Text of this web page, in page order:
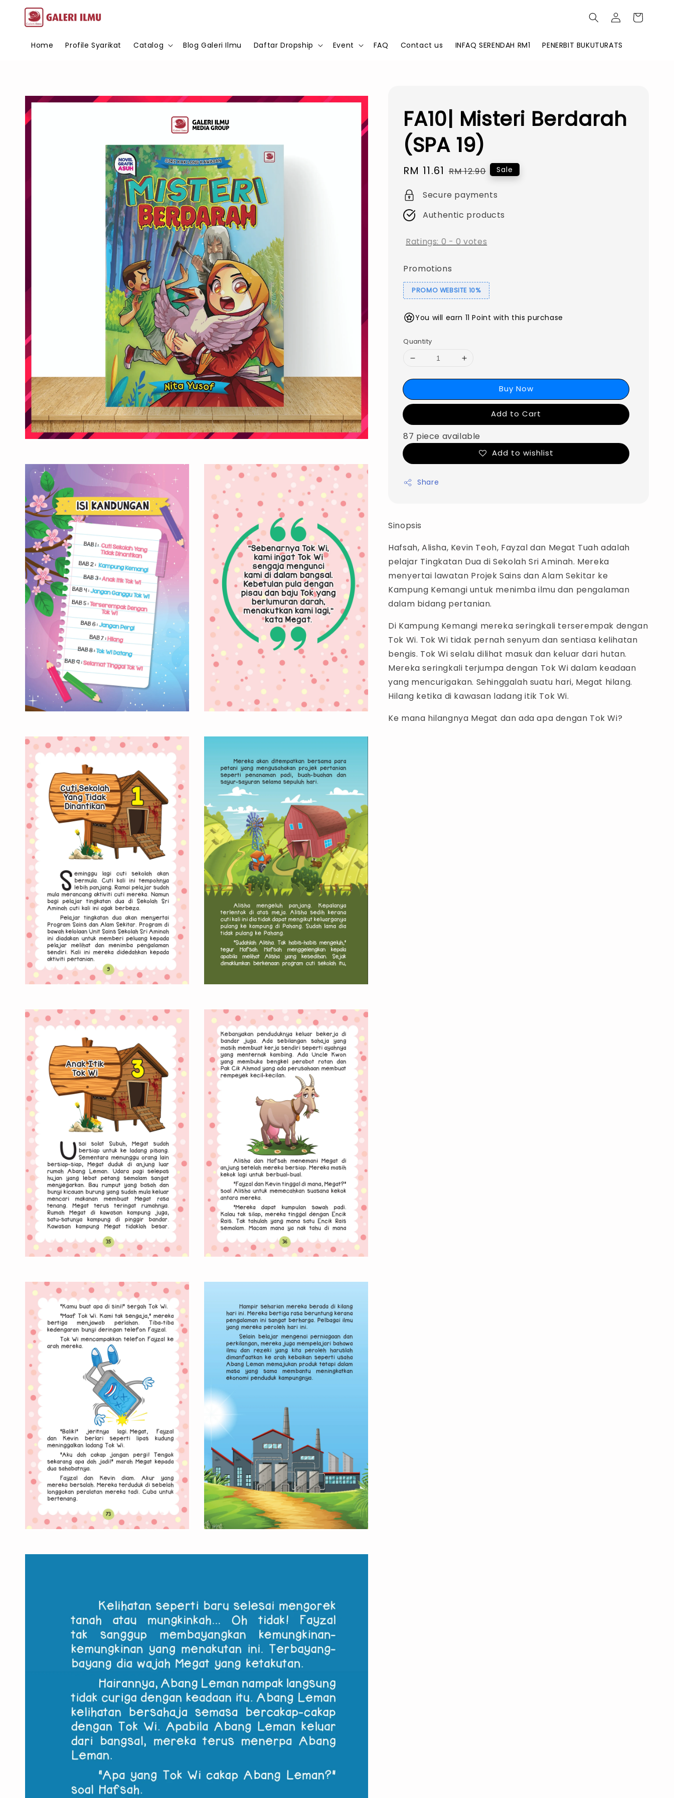
Home Profile Syarikat Catalog Blog Galeri Ilmu Daftar Dropship Event FAQ Contact us INFAQ SERENDAH RM1 PENERBIT BUKUTURATS
FA10| Misteri Berdarah
(SPA 19)
Sale
price
RM 11.61 Regular
RM 12.90 Sale
Secure payments
Authentic products
Ratings: 0 -0 votes
Promotions
PROMO WEBSITE 10%
You will earn 11 Point with this purchase
Quantity
Buy Now
Add to Cart
87 piece available
Add to wishlist
Share
Sinopsis
Hafsah, Alisha, Kevin Teoh, Fayzal dan Megat Tuah adalah
pelajar Tingkatan Dua di Sekolah Sri Aminah. Mereka
menyertai lawatan Projek Sains dan Alam Sekitar ke
Kampung Kemangi untuk menimba ilmu dan pengalaman
dalam bidang pertanian.
Di Kampung Kemangi mereka seringkali terserempak dengan
Tok Wi. Tok Wi tidak pernah senyum dan sentiasa kelihatan
bengis. Tok Wi selalu dilihat masuk dan keluar dari hutan.
Mereka seringkali terjumpa dengan Tok Wi dalam keadaan
yang mencurigakan. Sehinggalah suatu hari, Megat hilang.
Hilang ketika di kawasan ladang itik Tok Wi.
Ke mana hilangnya Megat dan ada apa dengan Tok Wi?